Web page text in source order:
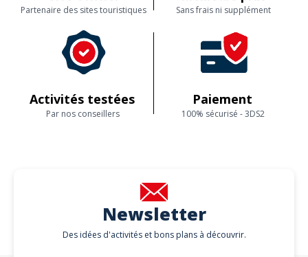
Partenaire des sites touristiques Sans frais ni supplément
Activités testées
Par nos conseillers
Paiement
100% sécurisé - 3DS2
Newsletter
Des idées d'activités et bons plans à découvrir.